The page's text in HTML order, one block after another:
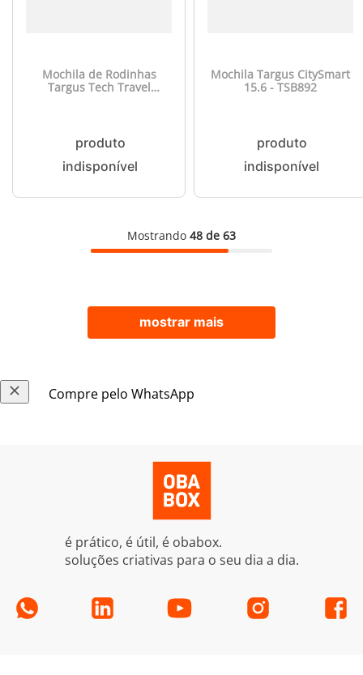
Mochila de Rodinhas
Targus Tech Travel
Mochila Targus CitySmart
15.6 - TSB892
Mostrando 48 de 63
mostrar mais
Compre pelo WhatsApp
é prático, é útil, é obabox.
soluções criativas para o seu dia a dia.